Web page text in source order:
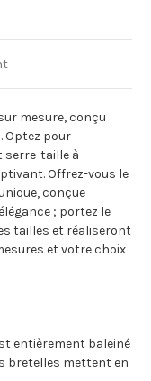
mesure, conçu
Optez pour
serre-taille à
Offrez-vous le
conçue
; portez le
tailles et réaliseront
et votre choix
entièrement baleiné
bretelles mettent en